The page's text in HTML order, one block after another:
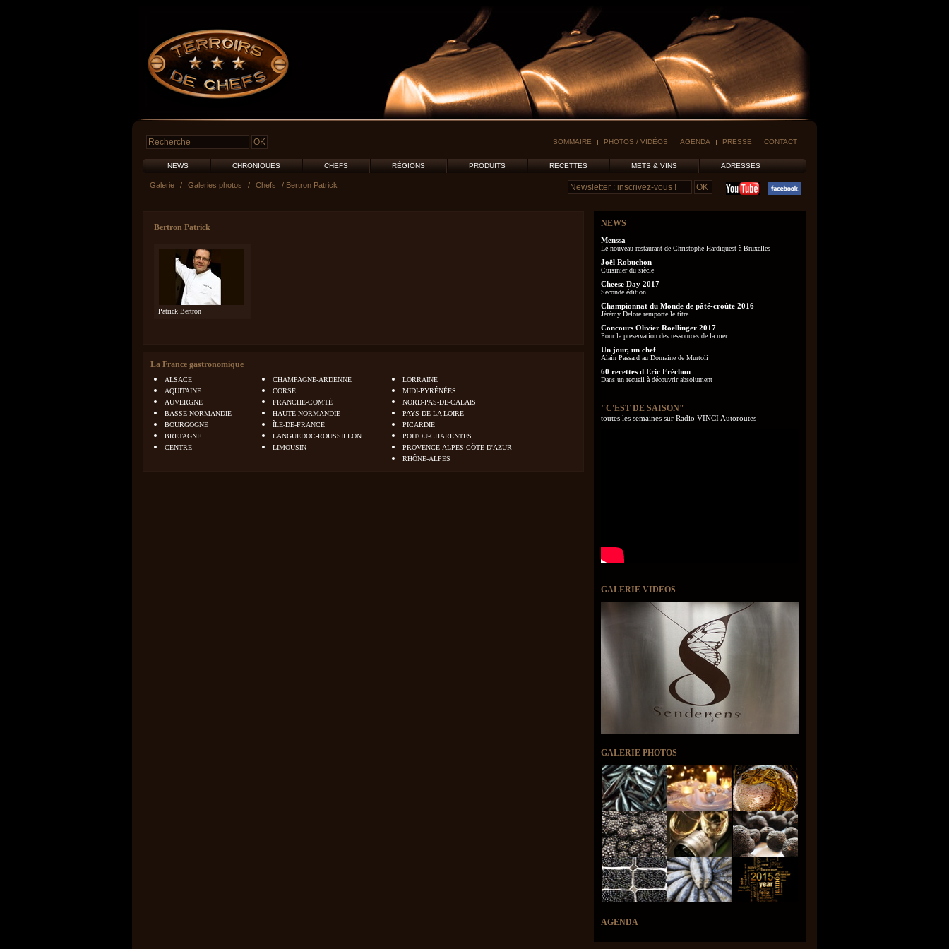
SOMMAIRE PHOTOS / VIDÉOS AGENDA PRESSE CONTACT
NEWS CHRONIQUES CHEFS RÉGIONS PRODUITS RECETTES METS & VINS ADRESSES
Galerie / Galeries photos / Chefs / Bertron Patrick
Bertron Patrick
Patrick Bertron
La France gastronomique
ALSACE
AQUITAINE
AUVERGNE
BASSE-NORMANDIE
BOURGOGNE
BRETAGNE
CENTRE
CHAMPAGNE-ARDENNE
CORSE
FRANCHE-COMTÉ
HAUTE-NORMANDIE
ÎLE-DE-FRANCE
LANGUEDOC-ROUSSILLON
LIMOUSIN
LORRAINE
MIDI-PYRÉNÉES
NORD-PAS-DE-CALAIS
PAYS DE LA LOIRE
PICARDIE
POITOU-CHARENTES
PROVENCE-ALPES-CÔTE D'AZUR
RHÔNE-ALPES
NEWS
Menssa
Le nouveau restaurant de Christophe Hardiquest à Bruxelles
Joël Robuchon
Cuisinier du siècle
Cheese Day 2017
Seconde édition
Championnat du Monde de pâté-croûte 2016
Jérémy Delore remporte le titre
Concours Olivier Roellinger 2017
Pour la préservation des ressources de la mer
Un jour, un chef
Alain Passard au Domaine de Murtoli
60 recettes d'Eric Fréchon
Dans un recueil à découvrir absolument
"C'EST DE SAISON"
toutes les semaines sur Radio VINCI Autoroutes
GALERIE VIDEOS
GALERIE PHOTOS
AGENDA